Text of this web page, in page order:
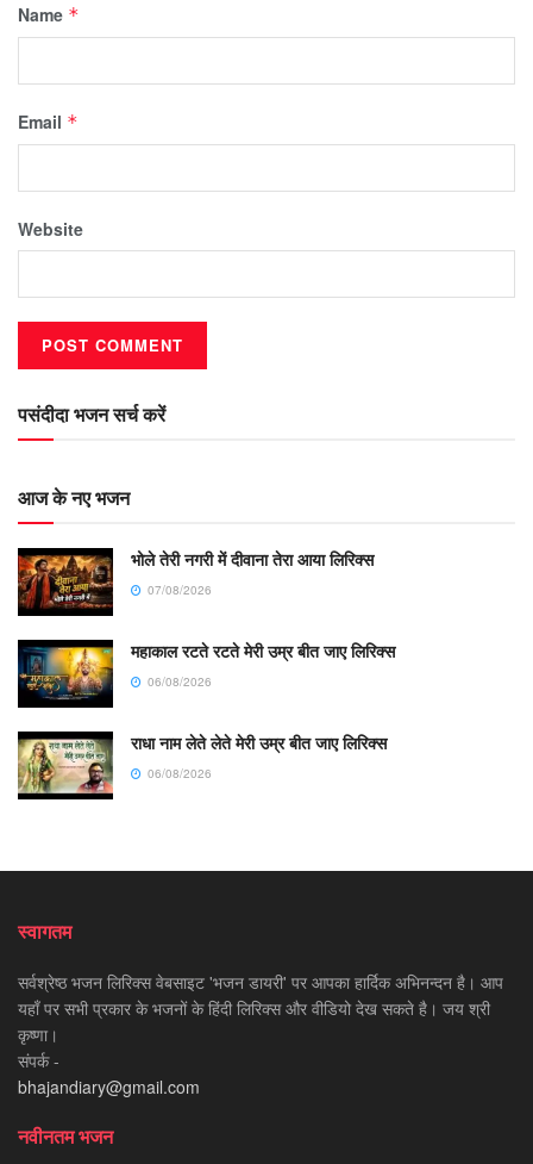
Name *
Email *
Website
पसंदीदा भजन सर्च करें
आज के नए भजन
भोले तेरी नगरी में दीवाना तेरा आया लिरिक्स
07/08/2026
महाकाल रटते रटते मेरी उम्र बीत जाए लिरिक्स
06/08/2026
राधा नाम लेते लेते मेरी उम्र बीत जाए लिरिक्स
06/08/2026
स्वागतम
सर्वश्रेष्ठ भजन लिरिक्स वेबसाइट 'भजन डायरी' पर आपका हार्दिक अभिनन्दन है। आप
यहाँ पर सभी प्रकार के भजनों के हिंदी लिरिक्स और वीडियो देख सकते है। जय श्री
कृष्णा।
संपर्क -
bhajandiary@gmail.com
नवीनतम भजन